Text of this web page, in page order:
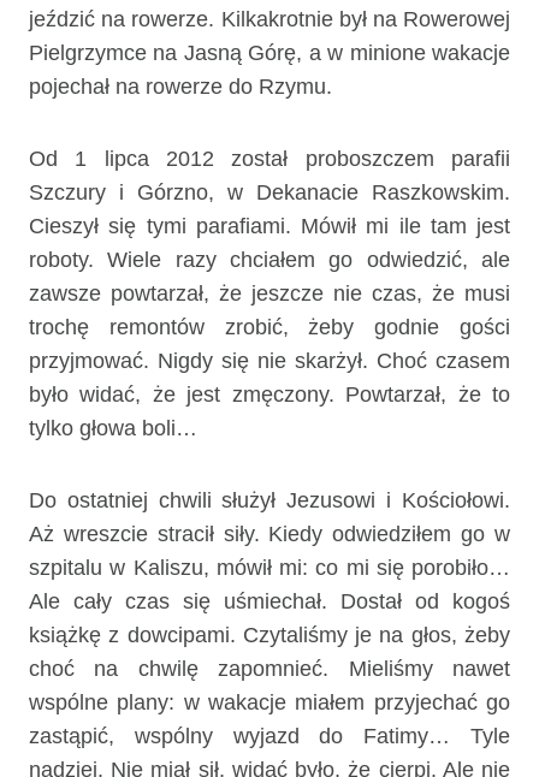
jeździć na rowerze. Kilkakrotnie był na Rowerowej
Pielgrzymce na Jasną Górę, a w minione wakacje
pojechał na rowerze do Rzymu.
Od 1 lipca 2012 został proboszczem parafii
Szczury i Górzno, w Dekanacie Raszkowskim.
Cieszył się tymi parafiami. Mówił mi ile tam jest
roboty. Wiele razy chciałem go odwiedzić, ale
zawsze powtarzał, że jeszcze nie czas, że musi
trochę remontów zrobić, żeby godnie gości
przyjmować. Nigdy się nie skarżył. Choć czasem
było widać, że jest zmęczony. Powtarzał, że to
tylko głowa boli…
Do ostatniej chwili służył Jezusowi i Kościołowi.
Aż wreszcie stracił siły. Kiedy odwiedziłem go w
szpitalu w Kaliszu, mówił mi: co mi się porobiło…
Ale cały czas się uśmiechał. Dostał od kogoś
książkę z dowcipami. Czytaliśmy je na głos, żeby
choć na chwilę zapomnieć. Mieliśmy nawet
wspólne plany: w wakacje miałem przyjechać go
zastąpić, wspólny wyjazd do Fatimy… Tyle
nadziei. Nie miał sił, widać było, że cierpi. Ale nie